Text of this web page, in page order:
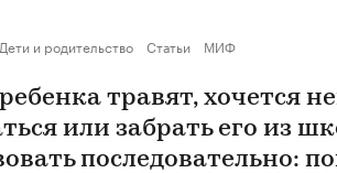
Дети и родительство Статьи МИФ
травят, хочется
или забрать его из
последовательно: